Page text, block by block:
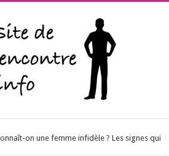
on une femme infidèle ? Les signes qui